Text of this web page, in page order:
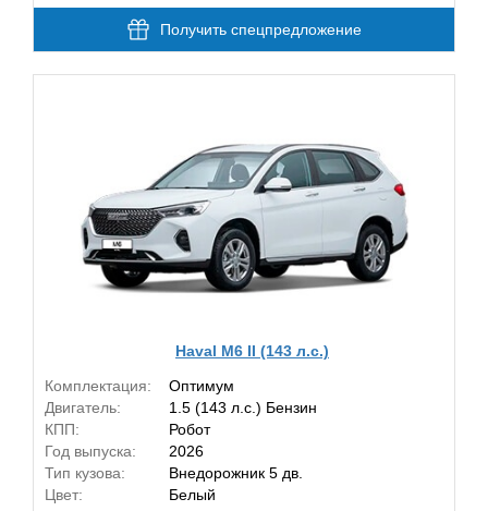
Получить спецпредложение
Haval M6 II (143 л.с.)
Комплектация:
Оптимум
Двигатель:
1.5 (143 л.с.) Бензин
КПП:
Робот
Год выпуска:
2026
Тип кузова:
Внедорожник 5 дв.
Цвет:
Белый